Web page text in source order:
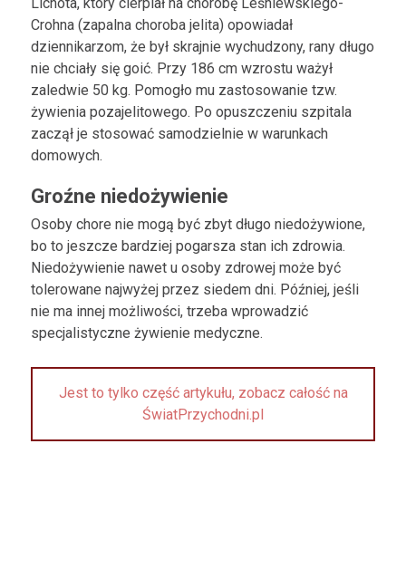
Crohna (zapalna choroba jelita) opowiadał
dziennikarzom, że był skrajnie wychudzony, rany długo
nie chciały się goić. Przy 186 cm wzrostu ważył
zaledwie 50 kg. Pomogło mu zastosowanie tzw.
żywienia pozajelitowego. Po opuszczeniu szpitala
zaczął je stosować samodzielnie w warunkach
domowych.
Groźne niedożywienie
Osoby chore nie mogą być zbyt długo niedożywione,
bo to jeszcze bardziej pogarsza stan ich zdrowia.
Niedożywienie nawet u osoby zdrowej może być
tolerowane najwyżej przez siedem dni. Później, jeśli
nie ma innej możliwości, trzeba wprowadzić
specjalistyczne żywienie medyczne.
Jest to tylko część artykułu, zobacz całość na
ŚwiatPrzychodni.pl